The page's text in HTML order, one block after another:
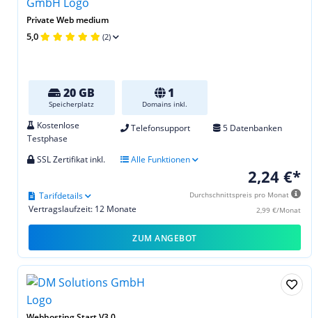
Private Web medium
5,0 (2)
20 GB
Speicherplatz
1
Domains inkl.
Kostenlose
Testphase
Telefonsupport 5 Datenbanken
SSL Zertifikat inkl. Alle Funktionen
2,24 €*
Durchschnittspreis pro Monat
2,99 €/Monat
Vertragslaufzeit: 12 Monate
Tarifdetails
ZUM ANGEBOT